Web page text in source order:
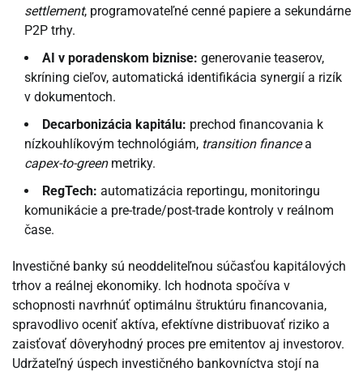
settlement, programovateľné cenné papiere a sekundárne
P2P trhy.
AI v poradenskom biznise: generovanie teaserov,
skríning cieľov, automatická identifikácia synergií a rizík
v dokumentoch.
Decarbonizácia kapitálu: prechod financovania k
nízkouhlíkovým technológiám, transition financea
capex-to-greenmetriky.
RegTech: automatizácia reportingu, monitoringu
komunikácie a pre-trade/post-trade kontroly v reálnom
čase.
Investičné banky sú neoddeliteľnou súčasťou kapitálových
trhov a reálnej ekonomiky. Ich hodnota spočíva v
schopnosti navrhnúť optimálnu štruktúru financovania,
spravodlivo oceniť aktíva, efektívne distribuovať riziko a
zaisťovať dôveryhodný proces pre emitentov aj investorov.
Udržateľný úspech investičného bankovníctva stojí na